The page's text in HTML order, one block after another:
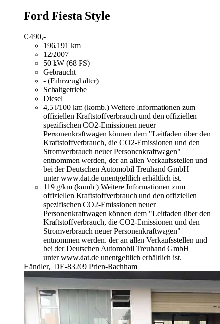
Ford Fiesta Style
€ 490,-
196.191 km
12/2007
50 kW (68 PS)
Gebraucht
- (Fahrzeughalter)
Schaltgetriebe
Diesel
4,5 l/100 km (komb.) Weitere Informationen zum
offiziellen Kraftstoffverbrauch und den offiziellen
spezifischen CO2-Emissionen neuer
Personenkraftwagen können dem "Leitfaden über den
Kraftstoffverbrauch, die CO2-Emissionen und den
Stromverbrauch neuer Personenkraftwagen"
entnommen werden, der an allen Verkaufsstellen und
bei der Deutschen Automobil Treuhand GmbH
unter www.dat.de unentgeltlich erhältlich ist.
119 g/km (komb.) Weitere Informationen zum
offiziellen Kraftstoffverbrauch und den offiziellen
spezifischen CO2-Emissionen neuer
Personenkraftwagen können dem "Leitfaden über den
Kraftstoffverbrauch, die CO2-Emissionen und den
Stromverbrauch neuer Personenkraftwagen"
entnommen werden, der an allen Verkaufsstellen und
bei der Deutschen Automobil Treuhand GmbH
unter www.dat.de unentgeltlich erhältlich ist.
Händler, DE-83209 Prien-Bachham